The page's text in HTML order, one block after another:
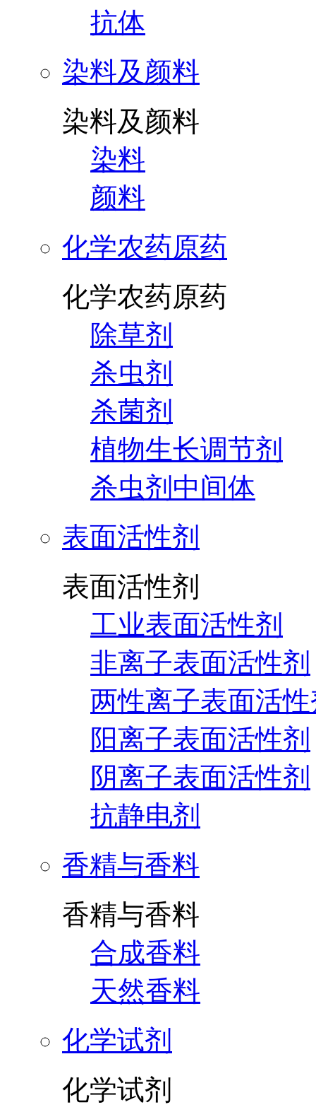
抗体
染料及颜料
染料及颜料
染料
颜料
化学农药原药
化学农药原药
除草剂
杀虫剂
杀菌剂
植物生长调节剂
杀虫剂中间体
表面活性剂
表面活性剂
工业表面活性剂
非离子表面活性剂
两性离子表面活
阳离子表面活性剂
阴离子表面活性剂
抗静电剂
香精与香料
香精与香料
合成香料
天然香料
化学试剂
化学试剂